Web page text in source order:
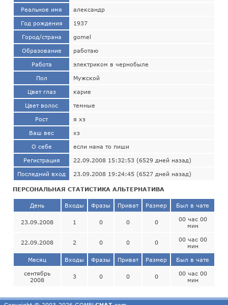
Реальное имя александр
Год рождения 1937
Город/страна gomel
Образование работаю
Работа электриком в чернобыле
Пол Мужской
Цвет глаз карие
Цвет волос темные
Рост я хз
Ваш вес хз
О себе если нана то пиши
Регистрация 22.09.2008 15:32:53 (6529 дней назад)
Последний вход 23.09.2008 19:24:45 (6527 дней назад)
ПЕРСОНАЛЬНАЯ СТАТИСТИКА АЛЬТЕРНАТИВА
День Входы Фразы Приват Размер Был в чате
23.09.2008 1 0 0 0
00 час 00
мин
22.09.2008 2 0 0 0
00 час 00
мин
Месяц Входы Фразы Приват Размер Был в чате
сентябрь
2008
3 0 0 0
00 час 00
мин